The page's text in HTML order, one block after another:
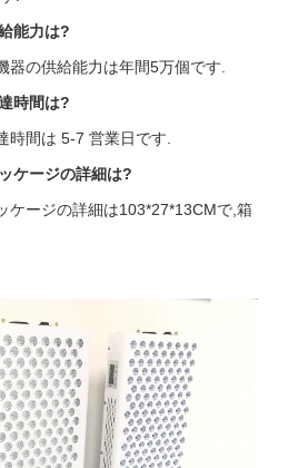
能力は?
器の供給能力は年間5万個です.
時間は?
時間は 5-7 営業日です.
ケージの詳細は?
ケージの詳細は103*27*13CMで,箱